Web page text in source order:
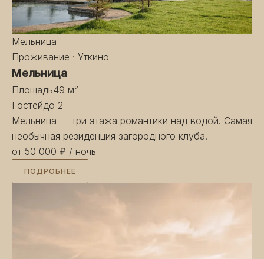
Мельница
Проживание · Уткино
Мельница
Площадь49 м²
Гостейдо 2
Мельница — три этажа романтики над водой. Самая
необычная резиденция загородного клуба.
от 50 000 ₽ / ночь
ПОДРОБНЕЕ